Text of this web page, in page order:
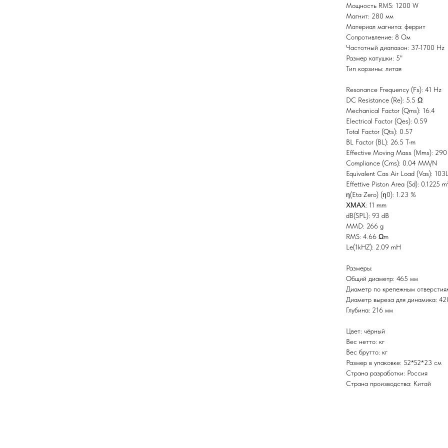
Мощность RMS: 1200 W
Магнит: 280 мм
Материал магнита: феррит
Сопротивление: 8 Ом
Частотный диапазон: 37-1700 Hz
Размер катушки: 5"
Тип корзины: литая
Resonance Frequency (Fs): 41 Hz
DC Resistance (Re): 5.5 Ω
Mechanical Factor (Qms): 16.4
Electrical Factor (Qes): 0.59
Total Factor (Qts): 0.57
BL Factor (BL): 26.5 T•m
Effective Moving Mass (Mms):
Compliance (Cms): 0.04 MM/N
Equivalent Cas Air Load (Vas): 103L
Effettive Piston Area (Sd): 0.1225
η(Eta Zero) (η0): 1.23 %
ΧΜΑΧ: 11 mm
dB(SPL): 93 dB
MMD: 266 g
RMS: 4.66 Ωm
Le(1kHZ): 2.09 mH
Размеры:
Общий диаметр: 465 мм
Диаметр по крепежным
Диаметр выреза для динамика:
Глубина: 216 мм
Цвет: чёрный
Вес нетто: кг
Вес брутто: кг
Размер в упаковке: 52*52*23 см
Страна разработки: Россия
Страна производства: Китай